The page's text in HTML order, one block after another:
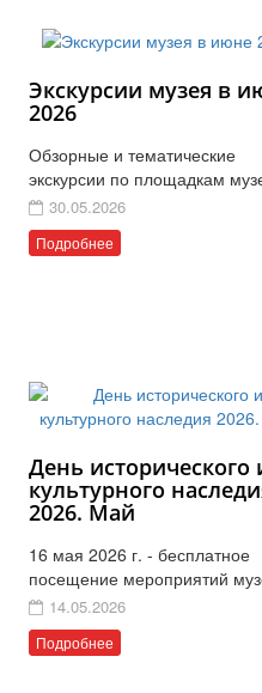
Экскурсии музея в
2026
Обзорные и тематические
экскурсии по площадкам
30.05.2026
Подробнее
День исторического
культурного
2026. Май
16 мая 2026 г. - бесплатное
посещение мероприятий
14.05.2026
Подробнее